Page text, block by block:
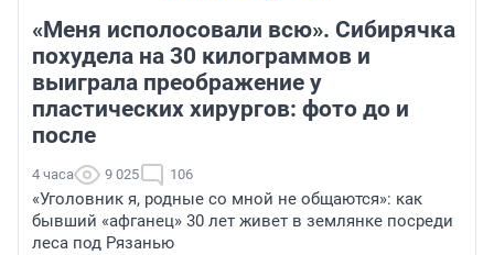
«Меня исполосовали всю». Сибирячка
похудела на 30 килограммов и
выиграла преображение у
пластических хирургов: фото до и
после
4 часа 9 025 106
«Уголовник я, родные со мной не общаются»: как
бывший «афганец» 30 лет живет в землянке посреди
леса под Рязанью